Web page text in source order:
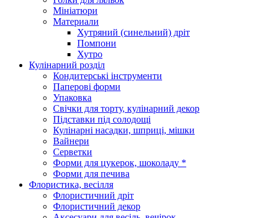
Мініатюри
Материали
Хутряний (синельний) дріт
Помпони
Хутро
Кулінарний розділ
Кондитерські інструменти
Паперові форми
Упаковка
Свічки для торту, кулінарний декор
Підставки під солодощі
Кулінарні насадки, шприці, мішки
Вайнери
Серветки
Форми для цукерок, шоколаду *
Форми для печива
Флористика, весілля
Флористичний дріт
Флористичний декор